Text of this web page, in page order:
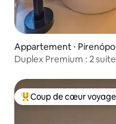
Appartement ⋅
Duplex Premium : 2
Coups de cœur
Coup de cœur